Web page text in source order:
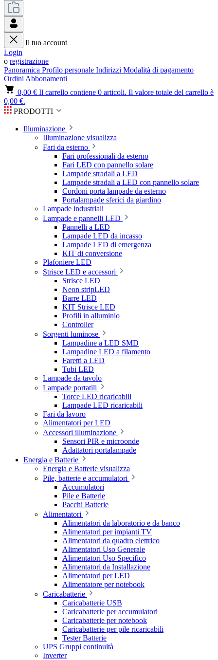
Il tuo account
Login
o registrazione
Panoramica Profilo personale Indirizzi Modalità di pagamento
Ordini Abbonamenti
0,00 € Il carrello contiene 0 articoli. Il valore totale del carrello è
0,00 €.
PRODOTTI
Illuminazione
Illuminazione visualizza
Fari da esterno
Fari professionali da esterno
Fari LED con pannello solare
Lampade stradali a LED
Lampade stradali a LED con pannello solare
Cordoni porta lampade da esterno
Portalampade sferici da giardino
Lampade industriali
Lampade e pannelli LED
Pannelli a LED
Lampade LED da incasso
Lampade LED di emergenza
KIT di conversione
Plafoniere LED
Strisce LED e accessori
Strisce LED
Neon stripLED
Barre LED
KIT Strisce LED
Profili in alluminio
Controller
Sorgenti luminose
Lampadine a LED SMD
Lampadine LED a filamento
Faretti a LED
Tubi LED
Lampade da tavolo
Lampade portatili
Torce LED ricaricabili
Lampade LED ricaricabili
Fari da lavoro
Alimentatori per LED
Accessori illuminazione
Sensori PIR e microonde
Adattatori portalampade
Energia e Batterie
Energia e Batterie visualizza
Pile, batterie e accumulatori
Accumulatori
Pile e Batterie
Pacchi Batterie
Alimentatori
Alimentatori da laboratorio e da banco
Alimentatori per impianti TV
Alimentatori da quadro elettrico
Alimentatori Uso Generale
Alimentatori Uso Specifico
Alimentatori da Installazione
Alimentatori per LED
Alimentatore per notebook
Caricabatterie
Caricabatterie USB
Caricabatterie per accumulatori
Caricabatterie per notebook
Caricabatterie per pile ricaricabili
Tester Batterie
UPS Gruppi continuità
Inverter